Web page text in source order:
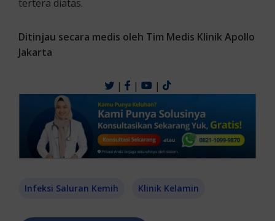
tertera diatas.
Ditinjau secara medis oleh Tim Medis Klinik Apollo
Jakarta
| | |
Infeksi Saluran Kemih Klinik Kelamin